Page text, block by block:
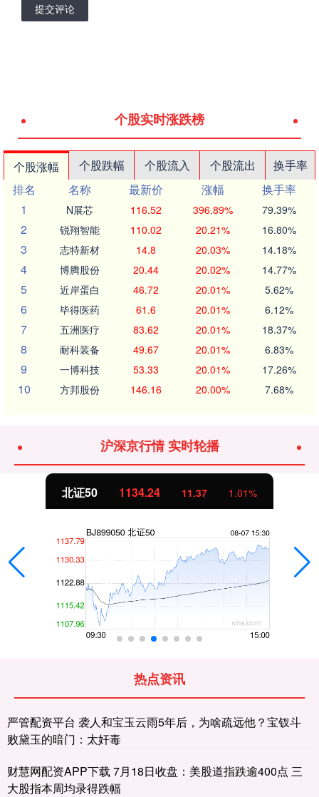
提交评论
个股实时涨跌榜
个股涨幅 个股跌幅 个股流入 个股流出
换手率
排名
名称 最新价 涨幅
换手率
1
N展芯 116.52 396.89% 79.39%
2 锐翔智能 110.02 20.21% 16.80%
3 志特新材 14.8 20.03% 14.18%
4 博腾股份 20.44 20.02% 14.77%
5 近岸蛋白 46.72 20.01% 5.62%
6 毕得医药 61.6 20.01% 6.12%
7 五洲医疗 83.62 20.01% 18.37%
8 耐科装备 49.67 20.01% 6.83%
9 一博科技 53.33 20.01% 17.26%
10 方邦股份 146.16 20.00% 7.68%
沪深京行情 实时轮播
北证50 1134.24 11.37 1.01%
热点资讯
严管配资平台 袭人和宝玉云雨5年后，为啥疏远他？宝钗斗
败黛玉的暗门：太奸毒
财慧网配资APP下载 7月18日收盘：美股道指跌逾400点 三
大股指本周均录得跌幅